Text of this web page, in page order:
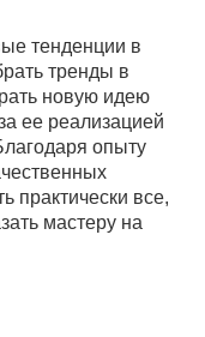
тенденции в
тренды в
новую идею
ее реализацией
опыту
практически все,
мастеру на